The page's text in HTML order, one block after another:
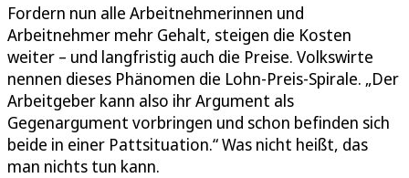
Fordern nun alle Arbeitnehmerinnen und
Arbeitnehmer mehr Gehalt, steigen die Kosten
weiter – und langfristig auch die Preise. Volkswirte
nennen dieses Phänomen die Lohn-Preis-Spirale. „Der
Arbeitgeber kann also ihr Argument als
Gegenargument vorbringen und schon befinden sich
beide in einer Pattsituation.“ Was nicht heißt, das
man nichts tun kann.